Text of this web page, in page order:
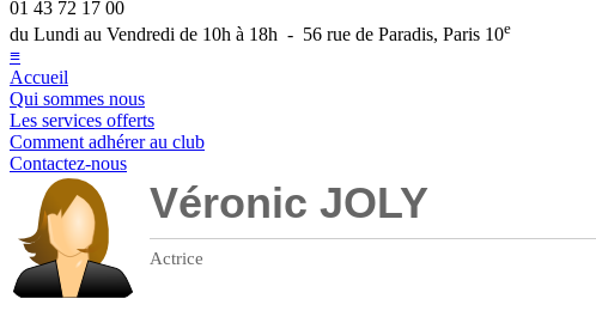
01 43 72 17 00
du Lundi au Vendredi de 10h à 18h - 56 rue de Paradis, Paris 10e
≡
Accueil
Qui sommes nous
Les services offerts
Comment adhérer au club
Contactez-nous
Véronic JOLY
Actrice